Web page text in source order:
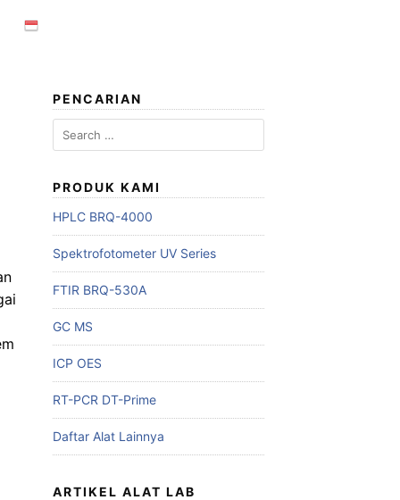
PENCARIAN
Search
for:
PRODUK KAMI
HPLC BRQ-4000
Spektrofotometer UV Series
FTIR BRQ-530A
GC MS
ICP OES
RT-PCR DT-Prime
Daftar Alat Lainnya
ARTIKEL ALAT LAB